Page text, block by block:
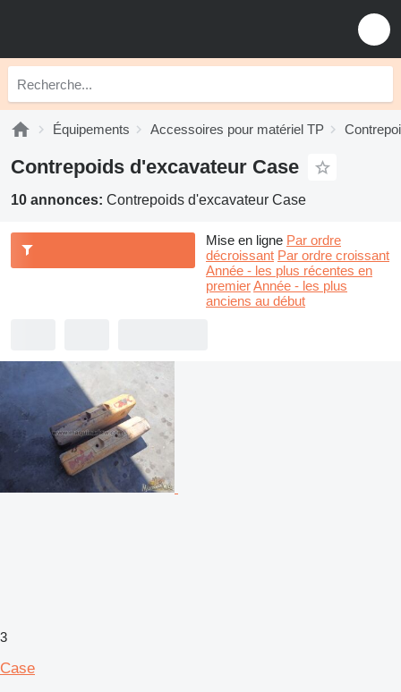
Équipements Accessoires pour matériel TP
Contrepoids d'excavateur Case
10 annonces: Contrepoids d'excavateur Case
Mise en ligne Par ordre
décroissant Par ordre croissant
Année - les plus récentes en
premierAnnée - les plus
anciens au début
3
Case